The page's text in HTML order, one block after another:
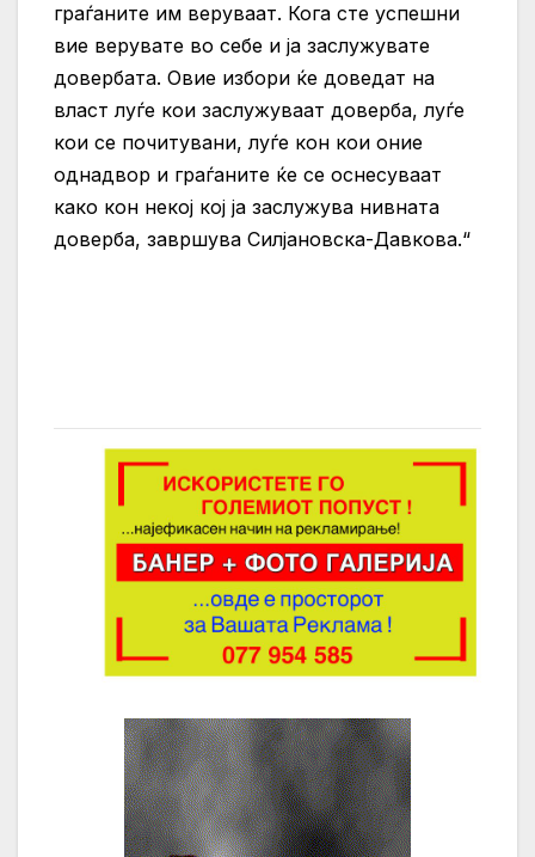
граѓаните им веруваат. Кога сте успешни
вие верувате во себе и ја заслужувате
довербата. Овие избори ќе доведат на
власт луѓе кои заслужуваат доверба, луѓе
кои се почитувани, луѓе кон кои оние
однадвор и граѓаните ќе се оснесуваат
како кон некој кој ја заслужува нивната
доверба, завршува Силјановска-Давкова.“